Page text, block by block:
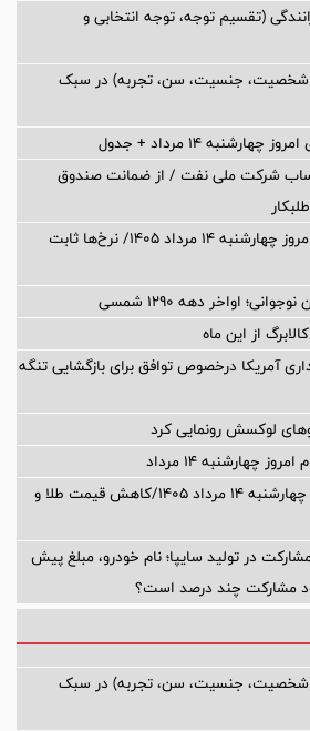
(تقسیم توجه، توجه انتخابی و
(شخصیت، جنسیت، سن، تجربه) در سبک
۱۴ مرداد + جدول
شرکت ملی نفت / از ضمانت صندوق
قیمت دلار در بازار آزاد امروز چهارشنبه ۱۴ مرداد ۱۴۰۵/ نرخ‌ها ثابت
اواخر دهه ۱۲۹۰ شمسی
از این ماه
آمریکا درخصوص توافق برای بازگشایی تنگه
لوکسش رونمایی کرد
چهارشنبه ۱۴ مرداد
قیمت طلا و سکه امروز چهارشنبه ۱۴ مرداد ۱۴۰۵/کاهش قیمت طلا و
در تولید سایپا؛ نام خودرو، مبلغ پیش
مشارکت چند درصد است؟
(شخصیت، جنسیت، سن، تجربه) در سبک